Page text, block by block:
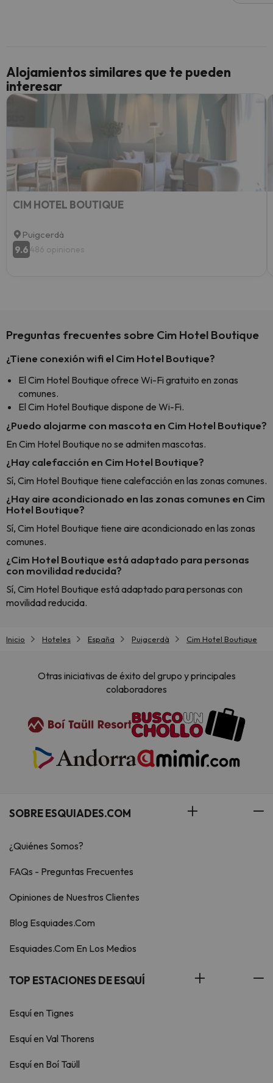
culpa
Alojamientos similares que te pueden
interesar
CIM HOTEL BOUTIQUE
Puigcerdà
9.6486 opiniones
Preguntas frecuentes sobre Cim Hotel Boutique
¿Tiene conexión wifi el Cim Hotel Boutique?
El Cim Hotel Boutique ofrece Wi-Fi gratuito en zonas
comunes.
El Cim Hotel Boutique dispone de Wi-Fi.
¿Puedo alojarme con mascota en Cim Hotel Boutique?
En Cim Hotel Boutique no se admiten mascotas.
¿Hay calefacción en Cim Hotel Boutique?
Sí, Cim Hotel Boutique tiene calefacción en las zonas comunes.
¿Hay aire acondicionado en las zonas comunes en Cim
Hotel Boutique?
Sí, Cim Hotel Boutique tiene aire acondicionado en las zonas
comunes.
¿Cim Hotel Boutique está adaptado para personas
con movilidad reducida?
Sí, Cim Hotel Boutique está adaptado para personas con
movilidad reducida.
Inicio Hoteles España Puigcerdà Cim Hotel Boutique
Otras iniciativas de éxito del grupo y principales
colaboradores
SOBRE ESQUIADES.COM
¿Quiénes Somos?
FAQs - Preguntas Frecuentes
Opiniones de Nuestros Clientes
Blog Esquiades.Com
Esquiades.Com En Los Medios
TOP ESTACIONES DE ESQUÍ
Esquí en Tignes
Esquí en Val Thorens
Esquí en Boí Taüll